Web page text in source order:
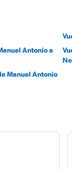
Antonio a
Manuel Antonio